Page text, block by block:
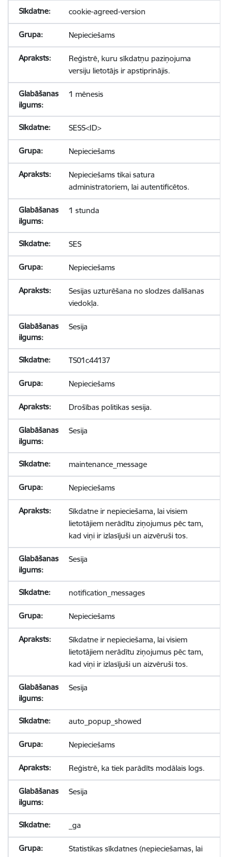
cookie-agreed-version
Nepieciešams
Reģistrē, kuru sīkdatņu paziņojuma
versiju lietotājs ir apstiprinājis.
1 mēnesis
SESS<ID>
Nepieciešams
Nepieciešams tikai satura
administratoriem, lai autentificētos.
1 stunda
SES
Nepieciešams
Sesijas uzturēšana no slodzes dalīšanas
viedokļa.
Sesija
TS01c44137
Nepieciešams
Drošības politikas sesija.
Sesija
maintenance_message
Nepieciešams
Sīkdatne ir nepieciešama, lai visiem
lietotājiem nerādītu ziņojumus pēc tam,
kad viņi ir izlasījuši un aizvēruši tos.
Sesija
notification_messages
Nepieciešams
Sīkdatne ir nepieciešama, lai visiem
lietotājiem nerādītu ziņojumus pēc tam,
kad viņi ir izlasījuši un aizvēruši tos.
Sesija
auto_popup_showed
Nepieciešams
Reģistrē, ka tiek parādīts modālais logs.
Sesija
_ga
Statistikas sīkdatnes (nepieciešamas, lai